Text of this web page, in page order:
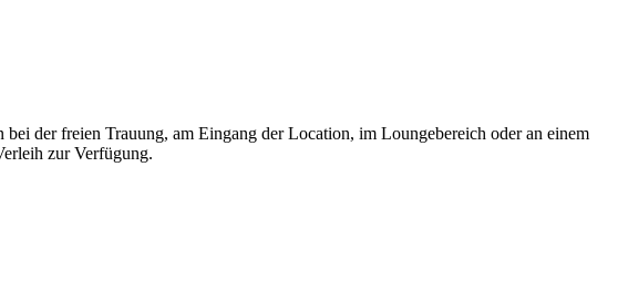
der freien Trauung, am Eingang der Location, im Loungebereich oder an einem
zur Verfügung.